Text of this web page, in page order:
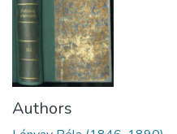
Authors